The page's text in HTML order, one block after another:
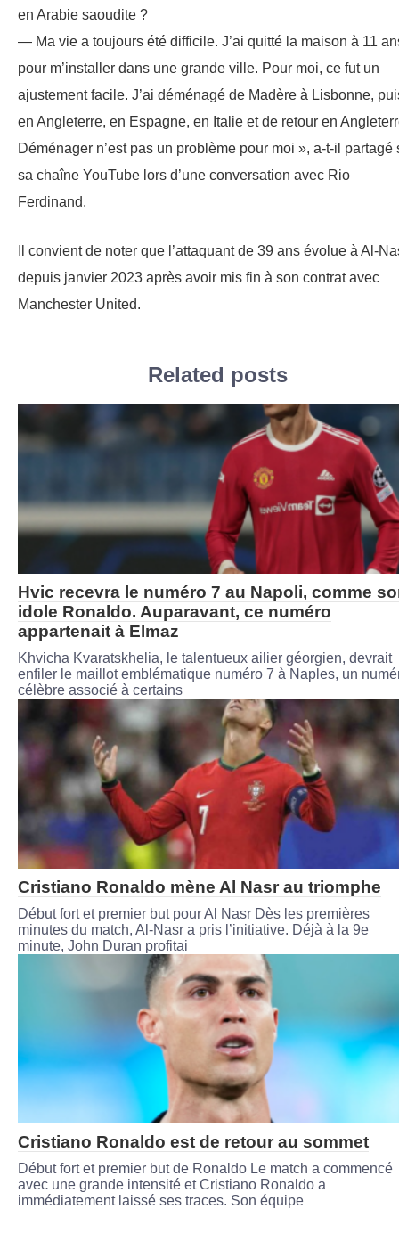
en Arabie saoudite ?
— Ma vie a toujours été difficile. J’ai quitté la maison à 11
pour m’installer dans une grande ville. Pour moi, ce fut un
ajustement facile. J’ai déménagé de Madère à Lisbonne,
en Angleterre, en Espagne, en Italie et de retour en
Déménager n’est pas un problème pour moi », a-t-il partagé
sa chaîne YouTube lors d’une conversation avec Rio
Ferdinand.
Il convient de noter que l’attaquant de 39 ans évolue à Al-
depuis janvier 2023 après avoir mis fin à son contrat avec
Manchester United.
Related posts
Hvic recevra le numéro 7 au Napoli, comme
idole Ronaldo. Auparavant, ce numéro
appartenait à Elmaz
Khvicha Kvaratskhelia, le talentueux ailier géorgien, devrait
enfiler le maillot emblématique numéro 7 à Naples, un
célèbre associé à certains
Cristiano Ronaldo mène Al Nasr au triomphe
Début fort et premier but pour Al Nasr Dès les premières
minutes du match, Al-Nasr a pris l’initiative. Déjà à la 9e
minute, John Duran profitai
Cristiano Ronaldo est de retour au sommet
Début fort et premier but de Ronaldo Le match a commencé
avec une grande intensité et Cristiano Ronaldo a
immédiatement laissé ses traces. Son équipe